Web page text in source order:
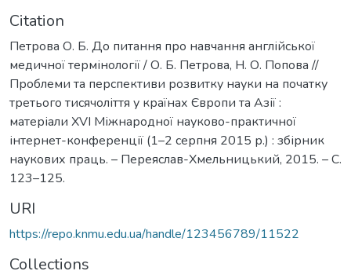
Citation
Петрова О. Б. До питання про навчання англійської
медичної термінології / О. Б. Петрова, Н. О. Попова //
Проблеми та перспективи розвитку науки на початку
третього тисячоліття у країнах Європи та Азії :
матеріали ХVІ Міжнародної науково-практичної
інтернет-конференції (1–2 серпня 2015 р.) : збірник
наукових праць. – Переяслав-Хмельницький, 2015. – С.
123–125.
URI
https://repo.knmu.edu.ua/handle/123456789/11522
Collections